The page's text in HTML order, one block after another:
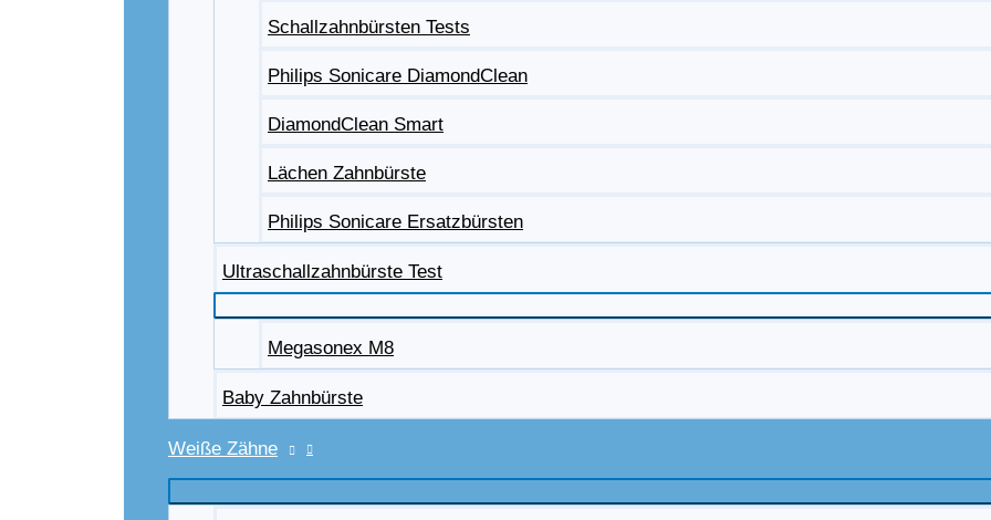
Schallzahnbürsten Tests
Philips Sonicare DiamondClean
DiamondClean Smart
Lächen Zahnbürste
Philips Sonicare Ersatzbürsten
Ultraschallzahnbürste Test
Megasonex M8
Baby Zahnbürste
Weiße Zähne